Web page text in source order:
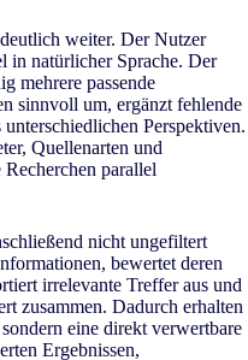
weiter. Der Nutzer
in natürlicher Sprache. Der
mehrere passende
sinnvoll um, ergänzt fehlende
Perspektiven.
Quellenarten und
parallel
nicht ungefiltert
bewertet deren
irrelevante Treffer aus und
zusammen. Dadurch erhalten
eine direkt verwertbare
Ergebnissen,